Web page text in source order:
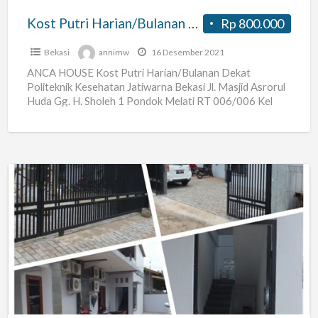
Rp 800.000
Kost Putri Harian/Bulanan Dekat Politeknik Kesehatan Jatiwarna Bekasi
Bekasi annimw 16 Desember 2021
ANCA HOUSE Kost Putri Harian/Bulanan Dekat
Politeknik Kesehatan Jatiwarna Bekasi Jl. Masjid Asrorul
Huda Gg. H. Sholeh 1 Pondok Melati RT 006/006 Kel
kost
baru,
nyaman
dan
strategis